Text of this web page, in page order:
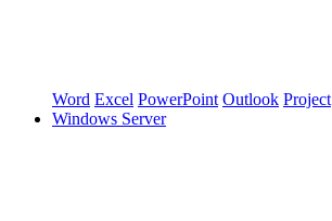
Word Excel PowerPoint Outlook Project
Windows Server